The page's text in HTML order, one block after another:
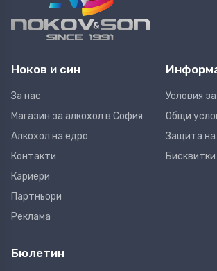
Ноков и син
За нас
Магазин за алкохол в София
Алкохол на едро
Контакти
Кариери
Партньори
Реклама
Условия
Общи
Защита на
Бисквитки
Бюлетин